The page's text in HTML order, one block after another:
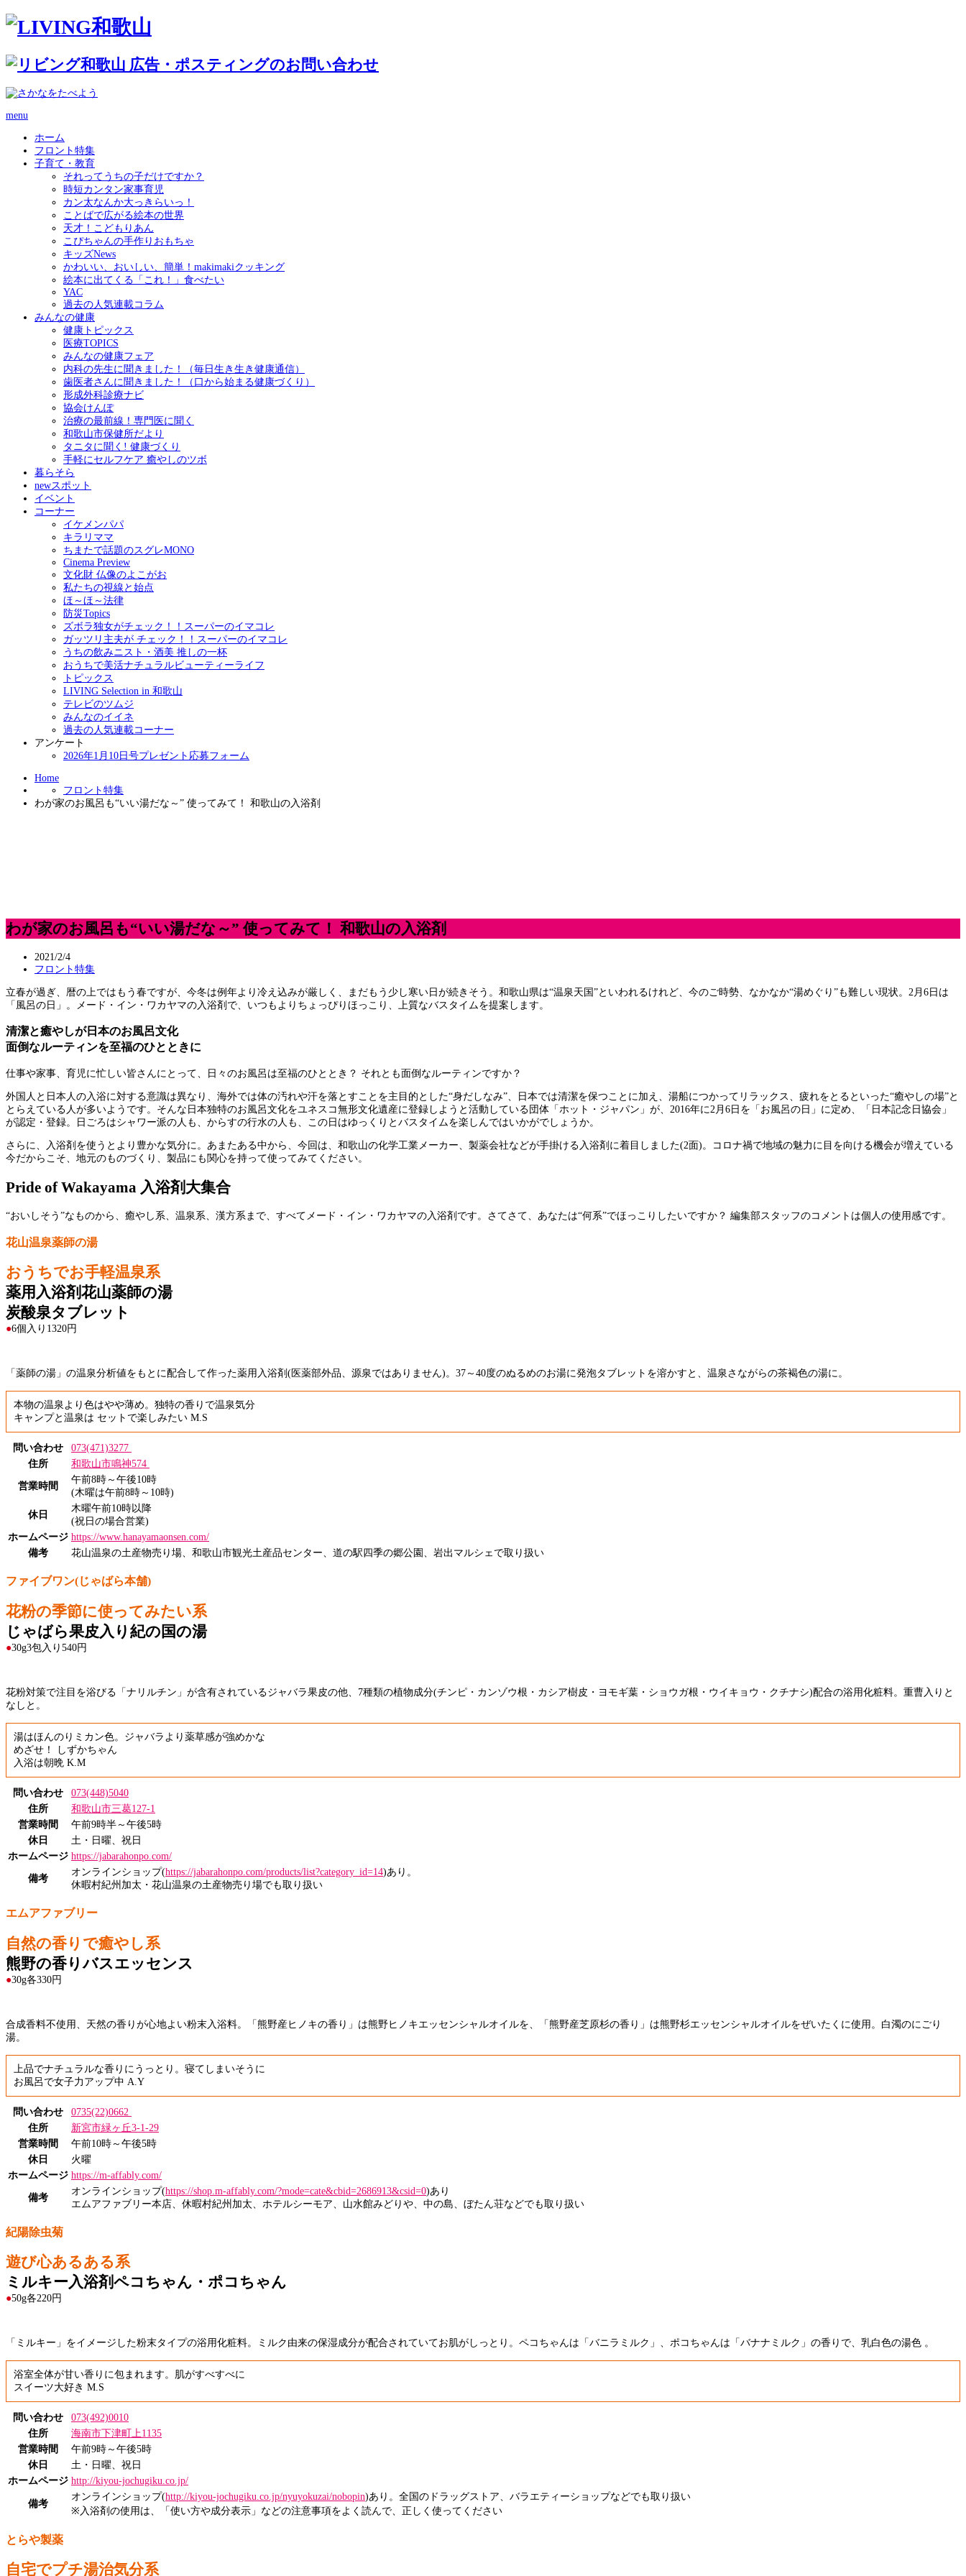
menu
ホーム
フロント特集
子育て・教育
それってうちの子だけですか？
時短カンタン家事育児
カン太なんか大っきらいっ！
ことばで広がる絵本の世界
天才！こどもりあん
こぴちゃんの手作りおもちゃ
キッズNews
かわいい、おいしい、簡単！makimakiクッキング
絵本に出てくる「これ！」食べたい
YAC
過去の人気連載コラム
みんなの健康
健康トピックス
医療TOPICS
みんなの健康フェア
内科の先生に聞きました！（毎日生き生き健康通信）
歯医者さんに聞きました！（口から始まる健康づくり）
形成外科診療ナビ
協会けんぽ
治療の最前線！専門医に聞く
和歌山市保健所だより
タニタに聞く! 健康づくり
手軽にセルフケア 癒やしのツボ
暮らそら
newスポット
イベント
コーナー
イケメンパパ
キラリママ
ちまたで話題のスグレMONO
Cinema Preview
文化財 仏像のよこがお
私たちの視線と始点
ほ～ほ～法律
防災Topics
ズボラ独女がチェック！！スーパーのイマコレ
ガッツリ主夫が チェック！！スーパーのイマコレ
うちの飲みニスト・酒美 推しの一杯
おうちで美活ナチュラルビューティーライフ
トピックス
LIVING Selection in 和歌山
テレビのツムジ
みんなのイイネ
過去の人気連載コーナー
アンケート
2026年1月10日号プレゼント応募フォーム
Home
フロント特集
わが家のお風呂も“いい湯だな～” 使ってみて！ 和歌山の入浴剤
わが家のお風呂も“いい湯だな～” 使ってみて！ 和歌山の入浴剤
2021/2/4
フロント特集
立春が過ぎ、暦の上ではもう春ですが、今冬は例年より冷え込みが厳しく、まだもう少し寒い日が続きそう。和歌山県は“温泉天国”といわれるけれど、今のご時勢、なかなか“湯めぐり”も難しい現状。2月6日は
「風呂の日」。メード・イン・ワカヤマの入浴剤で、いつもよりちょっぴりほっこり、上質なバスタイムを提案します。
清潔と癒やしが日本のお風呂文化
面倒なルーティンを至福のひとときに
仕事や家事、育児に忙しい皆さんにとって、日々のお風呂は至福のひととき？ それとも面倒なルーティンですか？
外国人と日本人の入浴に対する意識は異なり、海外では体の汚れや汗を落とすことを主目的とした“身だしなみ”、日本では清潔を保つことに加え、湯船につかってリラックス、疲れをとるといった“癒やしの場”と
とらえている人が多いようです。そんな日本独特のお風呂文化をユネスコ無形文化遺産に登録しようと活動している団体「ホット・ジャパン」が、2016年に2月6日を「お風呂の日」に定め、「日本記念日協会」
が認定・登録。日ごろはシャワー派の人も、からすの行水の人も、この日はゆっくりとバスタイムを楽しんではいかがでしょうか。
さらに、入浴剤を使うとより豊かな気分に。あまたある中から、今回は、和歌山の化学工業メーカー、製薬会社などが手掛ける入浴剤に着目しました(2面)。コロナ禍で地域の魅力に目を向ける機会が増えている
今だからこそ、地元のものづくり、製品にも関心を持って使ってみてください。
Pride of Wakayama 入浴剤大集合
“おいしそう”なものから、癒やし系、温泉系、漢方系まで、すべてメード・イン・ワカヤマの入浴剤です。さてさて、あなたは“何系”でほっこりしたいですか？ 編集部スタッフのコメントは個人の使用感です。
花山温泉薬師の湯
おうちでお手軽温泉系
薬用入浴剤花山薬師の湯
炭酸泉タブレット
●6個入り1320円
「薬師の湯」の温泉分析値をもとに配合して作った薬用入浴剤(医薬部外品、源泉ではありません)。37～40度のぬるめのお湯に発泡タブレットを溶かすと、温泉さながらの茶褐色の湯に。
本物の温泉より色はやや薄め。独特の香りで温泉気分
キャンプと温泉は セットで楽しみたい M.S
問い合わせ
073(471)3277
住所
和歌山市鳴神574
営業時間
午前8時～午後10時
(木曜は午前8時～10時)
休日
木曜午前10時以降
(祝日の場合営業)
ホームページ https://www.hanayamaonsen.com/
備考
花山温泉の土産物売り場、和歌山市観光土産品センター、道の駅四季の郷公園、岩出マルシェで取り扱い
ファイブワン(じゃばら本舗)
花粉の季節に使ってみたい系
じゃばら果皮入り紀の国の湯
●30g3包入り540円
花粉対策で注目を浴びる「ナリルチン」が含有されているジャバラ果皮の他、7種類の植物成分(チンピ・カンゾウ根・カシア樹皮・ヨモギ葉・ショウガ根・ウイキョウ・クチナシ)配合の浴用化粧料。重曹入りと
なしと。
湯はほんのりミカン色。ジャバラより薬草感が強めかな
めざせ！ しずかちゃん
入浴は朝晩 K.M
問い合わせ
073(448)5040
住所
和歌山市三葛127-1
営業時間
午前9時半～午後5時
休日
土・日曜、祝日
ホームページ https://jabarahonpo.com/
備考
オンラインショップ(https://jabarahonpo.com/products/list?category_id=14)あり。
休暇村紀州加太・花山温泉の土産物売り場でも取り扱い
エムアファブリー
自然の香りで癒やし系
熊野の香りバスエッセンス
●30g各330円
合成香料不使用、天然の香りが心地よい粉末入浴料。「熊野産ヒノキの香り」は熊野ヒノキエッセンシャルオイルを、「熊野産芝原杉の香り」は熊野杉エッセンシャルオイルをぜいたくに使用。白濁のにごり
湯。
上品でナチュラルな香りにうっとり。寝てしまいそうに
お風呂で女子力アップ中 A.Y
問い合わせ
0735(22)0662
住所
新宮市緑ヶ丘3-1-29
営業時間
午前10時～午後5時
休日
火曜
ホームページ https://m-affably.com/
備考
オンラインショップ(https://shop.m-affably.com/?mode=cate&cbid=2686913&csid=0)あり
エムアファブリー本店、休暇村紀州加太、ホテルシーモア、山水館みどりや、中の島、ぼたん荘などでも取り扱い
紀陽除虫菊
遊び心あるある系
ミルキー入浴剤ペコちゃん・ポコちゃん
●50g各220円
「ミルキー」をイメージした粉末タイプの浴用化粧料。ミルク由来の保湿成分が配合されていてお肌がしっとり。ペコちゃんは「バニラミルク」、ポコちゃんは「バナナミルク」の香りで、乳白色の湯色 。
浴室全体が甘い香りに包まれます。肌がすべすべに
スイーツ大好き M.S
問い合わせ
073(492)0010
住所
海南市下津町上1135
営業時間
午前9時～午後5時
休日
土・日曜、祝日
ホームページ http://kiyou-jochugiku.co.jp/
備考
オンラインショップ(http://kiyou-jochugiku.co.jp/nyuyokuzai/nobopin)あり。全国のドラッグストア、バラエティーショップなどでも取り扱い
※入浴剤の使用は、「使い方や成分表示」などの注意事項をよく読んで、正しく使ってください
とらや製薬
自宅でプチ湯治気分系